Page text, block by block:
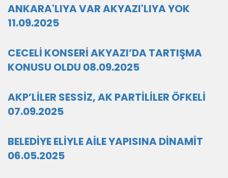
ANKARA'LIYA VAR AKYAZI'LIYA YOK
11.09.2025
CECELİ KONSERİ AKYAZI’DA TARTIŞMA
KONUSU OLDU 08.09.2025
AKP’LİLER SESSİZ, AK PARTİLİLER ÖFKELİ
07.09.2025
BELEDİYE ELİYLE AİLE YAPISINA DİNAMİT
06.05.2025